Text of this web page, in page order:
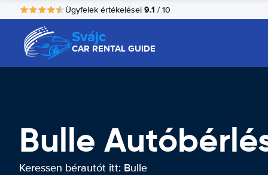
Ügyfelek értékelései 9.1 / 10
Svájc
CAR RENTAL GUIDE
Bulle
Keressen bérautót itt: Bulle